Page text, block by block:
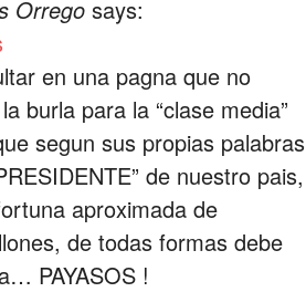
Orrego says:
en una pagna que no
burla para la “clase media”
segun sus propias palabras
de nuestro pais,
aproximada de
de todas formas debe
PAYASOS !